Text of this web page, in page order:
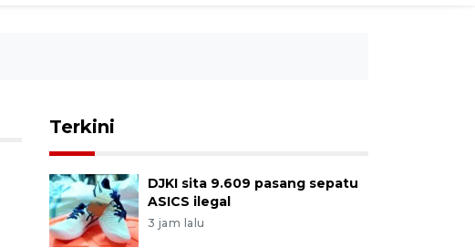
Terkini
DJKI sita 9.609 pasang sepatu
ASICS ilegal
3 jam lalu